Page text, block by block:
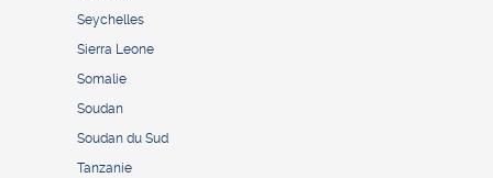
Seychelles
Sierra Leone
Somalie
Soudan
Soudan du Sud
Tanzanie